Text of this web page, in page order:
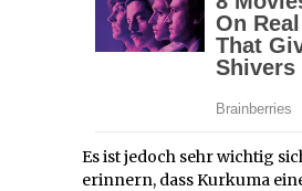
Es ist jedoch sehr wichtig
erinnern, dass Kurkuma